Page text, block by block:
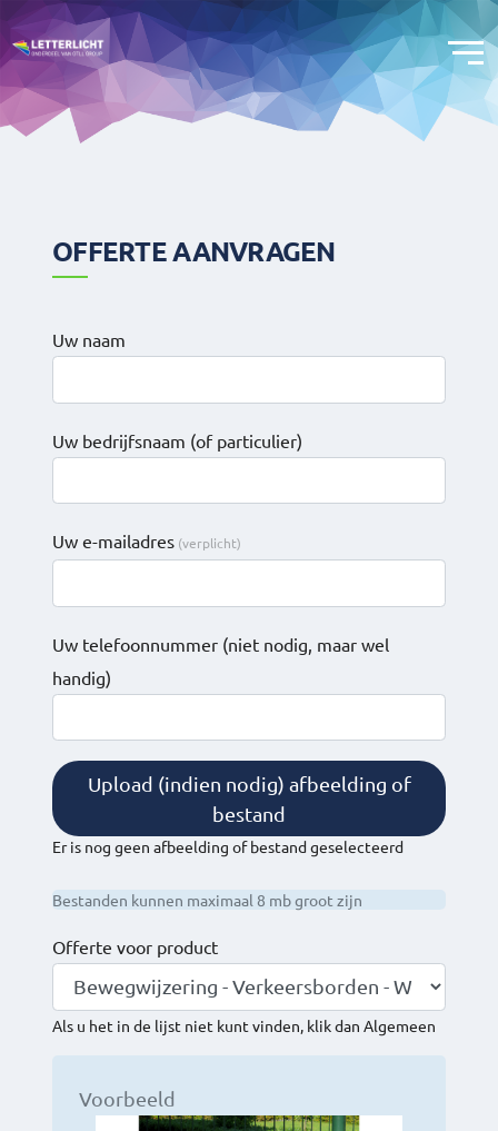
OFFERTE AANVRAGEN
Uw naam
Uw bedrijfsnaam (of particulier)
Uw e-mailadres
Uw telefoonnummer (niet nodig, maar wel
handig)
Upload (indien nodig) afbeelding of
bestand
Er is nog geen afbeelding of bestand geselecteerd
Bestanden kunnen maximaal 8 mb groot zijn
Offerte voor product
Als u het in de lijst niet kunt vinden, klik dan Algemeen
Voorbeeld